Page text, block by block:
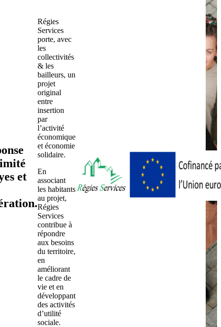
et
Régies
Services
porte, avec
les
collectivités
& les
bailleurs, un
projet
original
entre
insertion
par
l’activité
économique
et économie
solidaire.
En
associant
les habitants
au projet,
Régies
Services
contribue à
répondre
aux besoins
du territoire,
en
améliorant
le cadre de
vie et en
développant
des activités
d’utilité
sociale.